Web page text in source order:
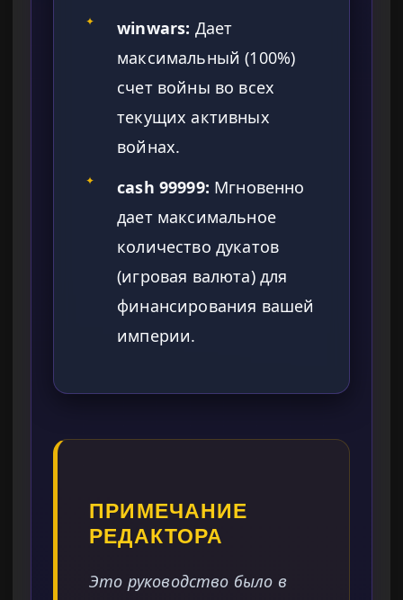
✦ winwars: Дает
максимальный (100%)
счет войны во всех
текущих активных
войнах.
✦ cash 99999: Мгновенно
дает максимальное
количество дукатов
(игровая валюта) для
финансирования вашей
империи.
ПРИМЕЧАНИЕ
РЕДАКТОРА
Это руководство было в